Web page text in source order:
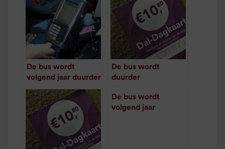
De bus wordt
volgend jaar duurder
/1minuut leestijd
De bus wordt
duurder
leestijd
De bus wordt
volgend jaar